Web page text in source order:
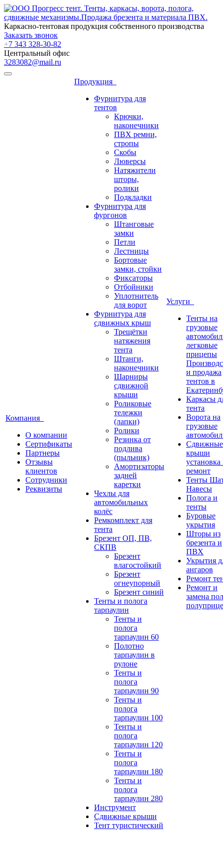
Каркасно-тентовая продукция собственного производства
Заказать звонок
+7 343 328-30-82
Центральный офис
3283082@mail.ru
Компания
О компании
Сертификаты
Партнеры
Отзывы
клиентов
Сотрудники
Реквизиты
Продукция
Фурнитура для
тентов
Крючки,
наконечники
ПВХ ремни,
стропы
Скобы
Люверсы
Натяжители
шторы,
ролики
Подкладки
Фурнитура для
фургонов
Штанговые
замки
Петли
Лестницы
Бортовые
замки, стойки
Фиксаторы
Отбойники
Уплотнитель
для ворот
Фурнитура для
сдвижных крыш
Трещётки
натяжения
тента
Штанги,
наконечники
Шарниры
сдвижной
крыши
Роликовые
тележки
(лапки)
Ролики
Резинка от
подлива
(пыльник)
Амортизаторы
задней
каретки
Чехлы для
автомобильных
колёс
Ремкомплект для
тента
Брезент ОП, ПВ,
СКПВ
Брезент
влагостойкий
Брезент
огнеупорный
Брезент синий
Тенты и полога
тарпаулин
Тенты и
полога
тарпаулин 60
Полотно
тарпаулин в
рулоне
Тенты и
полога
тарпаулин 90
Тенты и
полога
тарпаулин 100
Тенты и
полога
тарпаулин 120
Тенты и
полога
тарпаулин 180
Тенты и
полога
тарпаулин 280
Инструмент
Сдвижные крыши
Тент туристический
Услуги
Тенты на
грузовые
легковые
прицепы
и продажа
тентов в
Каркасы
тента
Ворота на
грузовые
Сдвижные
крыши
установка
ремонт
Тенты
Навесы
Полога и
тенты
Буровые
укрытия
Шторы из
брезента и
ПВХ
Укрытия
ангаров
Ремонт
Ремонт и
замена